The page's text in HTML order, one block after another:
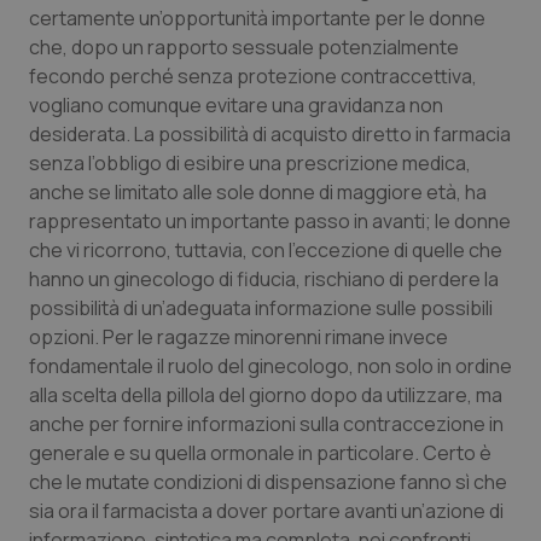
Calabria
Campania
Emilia-Romagna
Friuli Venezia Giulia
Lazio
Liguria
Lombardia
Marche
Molise
Asma & BPCO
Car-T
Colesterolo & coronaropatie
Dermatite Atopica
Diabete & glucometri
Disturbi dell’umore
Dolore
Donna & Salute
Epatiti
certamente un’opportunità importante per le donne
che, dopo un rapporto sessuale potenzialmente
fecondo perché senza protezione contraccettiva,
vogliano comunque evitare una gravidanza non
desiderata. La possibilità di acquisto diretto in farmacia
senza l’obbligo di esibire una prescrizione medica,
anche se limitato alle sole donne di maggiore età, ha
rappresentato un importante passo in avanti; le donne
che vi ricorrono, tuttavia, con l’eccezione di quelle che
hanno un ginecologo di fiducia, rischiano di perdere la
possibilità di un’adeguata informazione sulle possibili
opzioni. Per le ragazze minorenni rimane invece
fondamentale il ruolo del ginecologo, non solo in ordine
alla scelta della pillola del giorno dopo da utilizzare, ma
anche per fornire informazioni sulla contraccezione in
generale e su quella ormonale in particolare. Certo è
che le mutate condizioni di dispensazione fanno sì che
sia ora il farmacista a dover portare avanti un’azione di